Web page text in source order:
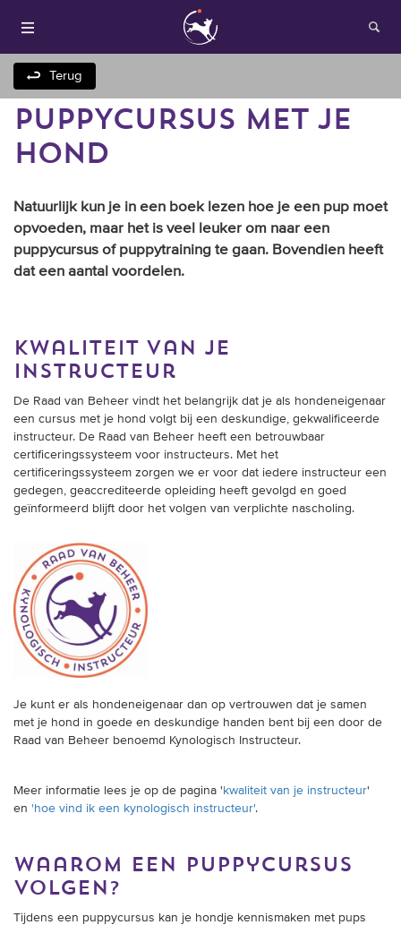
Houden van honden
Onze websites
Zoek een vereniging
Activiteiten agenda
Inlog Mijn RvB account
Inlog leden / officials
Over ons
Contact & support
Vacatures
Terug
PUPPYCURSUS MET JE
HOND
Natuurlijk kun je in een boek lezen hoe je een pup moet
opvoeden, maar het is veel leuker om naar een
puppycursus of puppytraining te gaan. Bovendien heeft
dat een aantal voordelen.
kwaliteit van je
instructeur
De Raad van Beheer vindt het belangrijk dat je als hondeneigenaar
een cursus met je hond volgt bij een deskundige, gekwalificeerde
instructeur. De Raad van Beheer heeft een betrouwbaar
certificeringssysteem voor instructeurs. Met het
certificeringssysteem zorgen we er voor dat iedere instructeur een
gedegen, geaccrediteerde opleiding heeft gevolgd en goed
geïnformeerd blijft door het volgen van verplichte nascholing.
Je kunt er als hondeneigenaar dan op vertrouwen dat je samen
met je hond in goede en deskundige handen bent bij een door de
Raad van Beheer benoemd Kynologisch Instructeur.
Meer informatie lees je op de pagina ' kwaliteit van je instructeur'
en 'hoe vind ik een kynologisch instructeur'.
waarom een puppycursus
volgen?
Tijdens een puppycursus kan je hondje kennismaken met pups